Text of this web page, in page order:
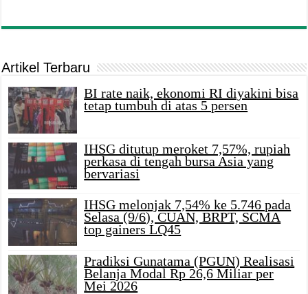
Artikel Terbaru
BI rate naik, ekonomi RI diyakini bisa
tetap tumbuh di atas 5 persen
IHSG ditutup meroket 7,57%, rupiah
perkasa di tengah bursa Asia yang
bervariasi
IHSG melonjak 7,54% ke 5.746 pada
Selasa (9/6), CUAN, BRPT, SCMA
top gainers LQ45
Pradiksi Gunatama (PGUN) Realisasi
Belanja Modal Rp 26,6 Miliar per
Mei 2026